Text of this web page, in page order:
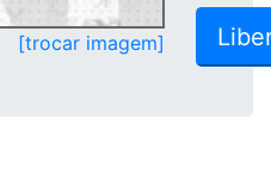
[trocar imagem]